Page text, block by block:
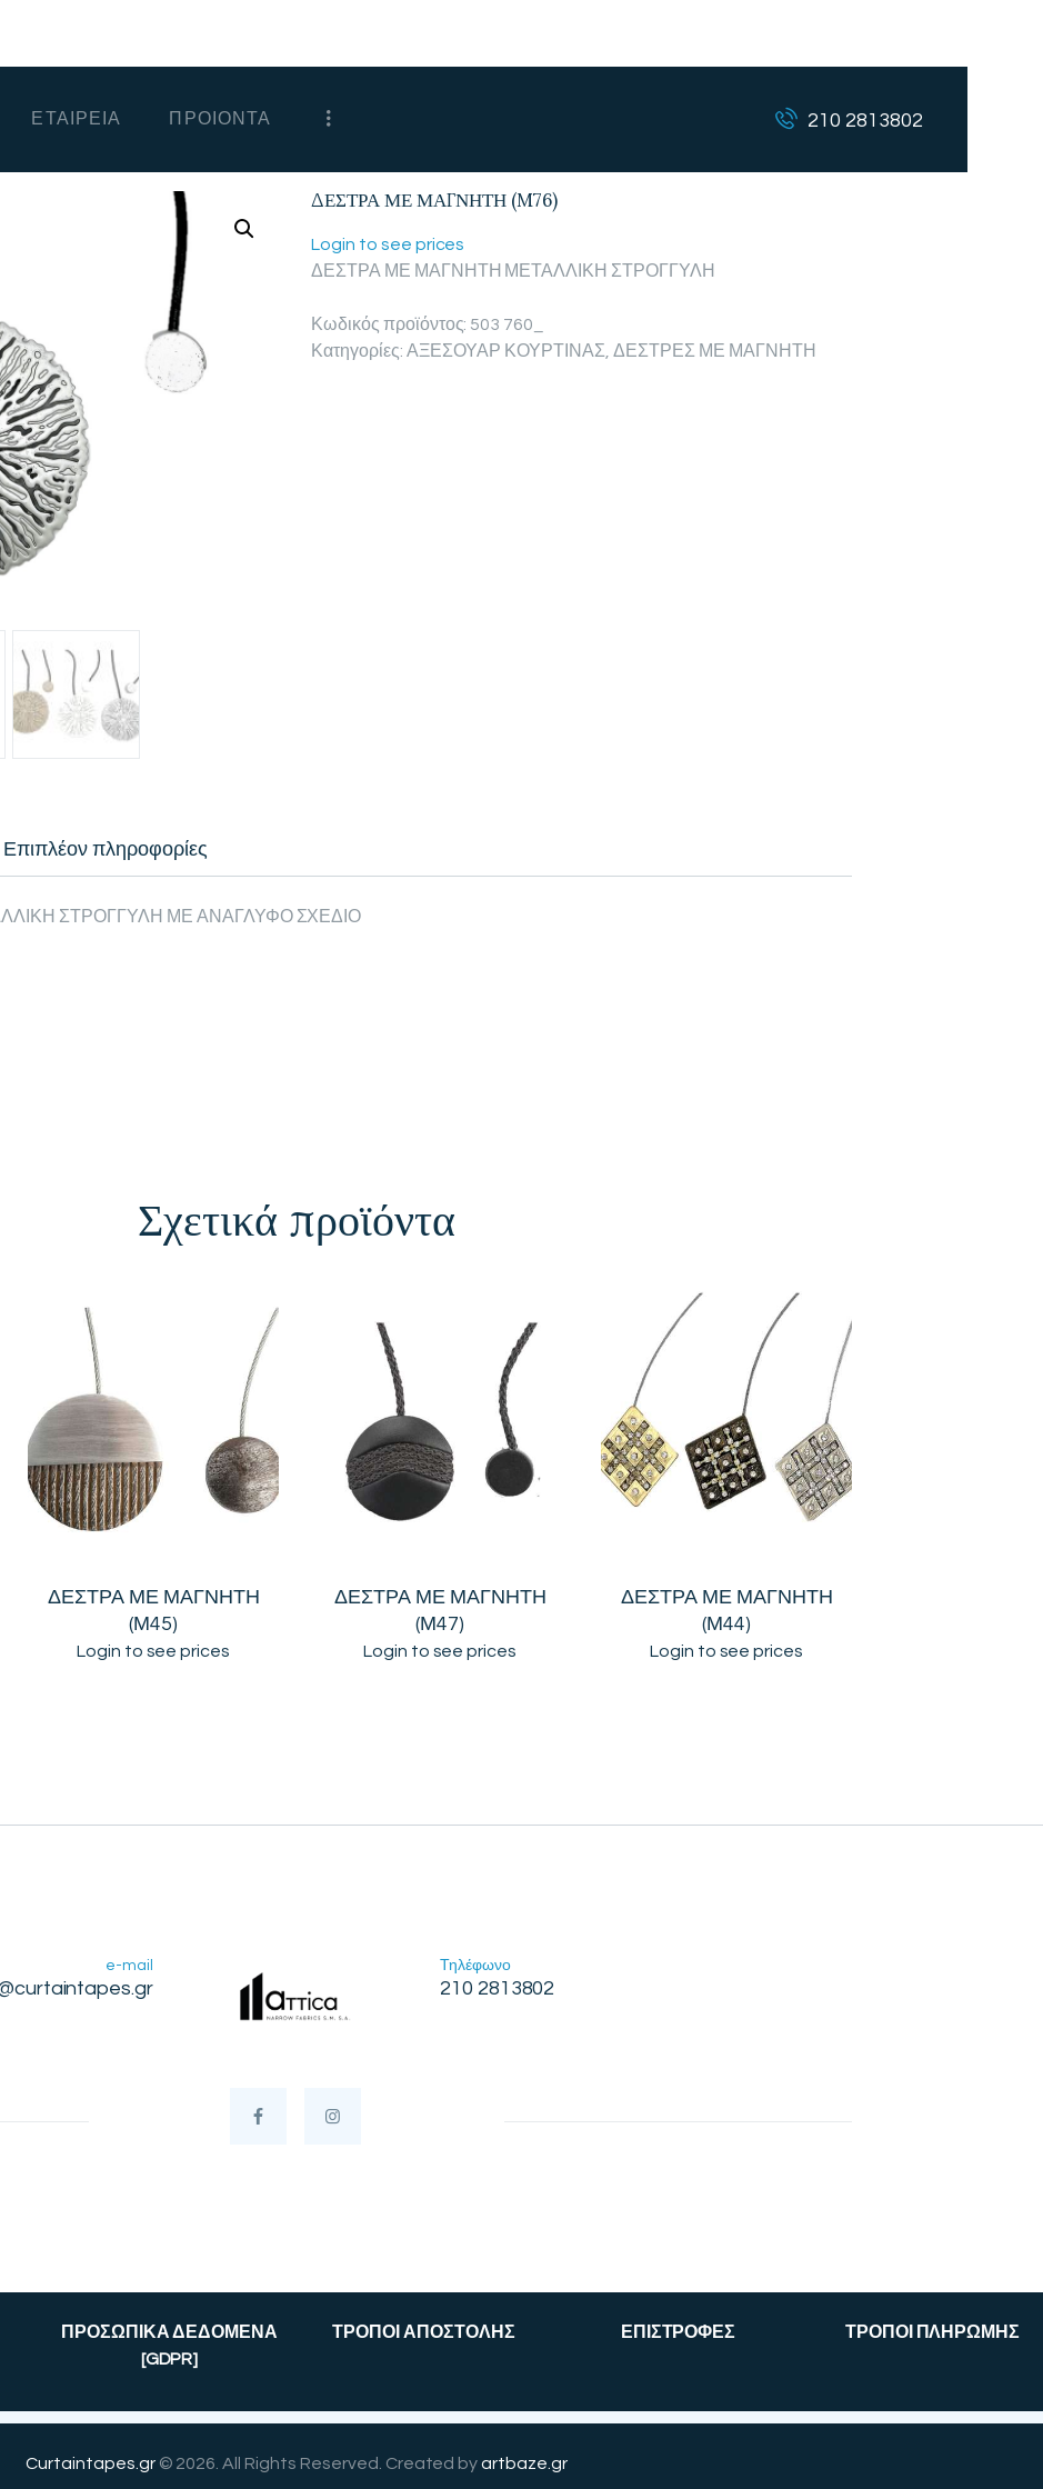
ΕΤΑΙΡΕΙΑ ΠΡΟΙΟΝΤΑ 210 2813802
ΕΠΙΚΟΙΝΩΝΙΑ
ΧΟΝΔΡΙΚΗ
ΕΛΛΗΝΙΚΆ
ΔΕΣΤΡΑ ΜΕ ΜΑΓΝΗΤΗ (M76)
Login to see prices
ΔΕΣΤΡΑ ΜΕ ΜΑΓΝΗΤΗ ΜΕΤΑΛΛΙΚΗ ΣΤΡΟΓΓΥΛΗ
Κωδικός προϊόντος: 503 760_
Κατηγορίες: ΑΞΕΣΟΥΑΡ ΚΟΥΡΤΙΝΑΣ, ΔΕΣΤΡΕΣ ΜΕ ΜΑΓΝΗΤΗ
Επιπλέον πληροφορίες
ΣΤΡΟΓΓΥΛΗ ΜΕ ΑΝΑΓΛΥΦΟ ΣΧΕΔΙΟ
Σχετικά προϊόντα
ΔΕΣΤΡΑ ΜΕ ΜΑΓΝΗΤΗ
(Μ45)
Login to see prices
ΔΕΣΤΡΑ ΜΕ ΜΑΓΝΗΤΗ
(Μ47)
Login to see prices
ΔΕΣΤΡΑ ΜΕ ΜΑΓΝΗΤΗ
(Μ44)
Login to see prices
e-mail Τηλέφωνο
210 2813802
ΠΡΟΣΩΠΙΚΑ ΔΕΔΟΜΕΝΑ
[GDPR]
ΤΡΟΠΟΙ ΑΠΟΣΤΟΛΗΣ ΕΠΙΣΤΡΟΦΕΣ ΤΡΟΠΟΙ ΠΛΗΡΩΜΗΣ
Curtaintapes.gr© 2026. All Rights Reserved. Created byartbaze.gr